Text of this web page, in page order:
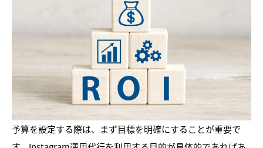
予算を設定する際は、まず目標を明確にすることが重要で